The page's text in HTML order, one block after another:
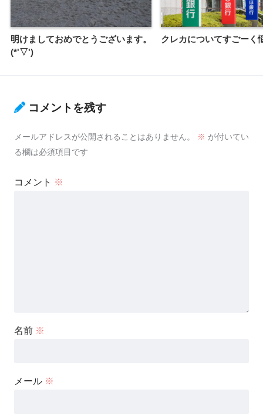
明けましておめでとうございます。
(*'▽')
クレカについてすごーく
コメントを残す
メールアドレスが公開されることはありません。 ※ が付いてい
る欄は必須項目です
コメント ※
名前 ※
メール ※